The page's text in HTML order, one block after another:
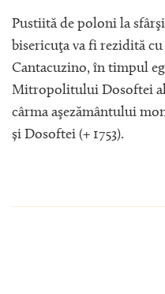
Pustiită de poloni la
bisericuţa va fi rezidită
Cantacuzino, în timpul
Mitropolitului Dosoftei
cârma aşezământului
și Dosoftei (+ 1753).